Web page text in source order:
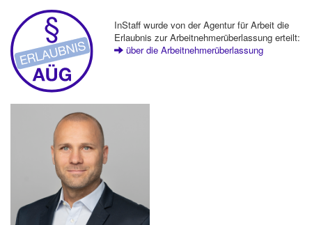
InStaff wurde von der Agentur für Arbeit die
Erlaubnis zur Arbeitnehmerüberlassung erteilt:
über die Arbeitnehmerüberlassung